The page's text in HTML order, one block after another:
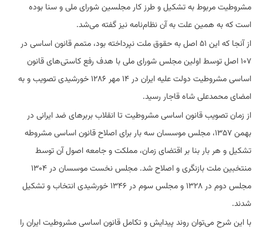
مشروطیت مربوط به تشکیل و طرز کار مجلسین شورای ملی و سنا بوده
است که به همین علت به آن نظام‌نامه نیز گفته می‌شد.
از آنجا که این ۵۱ اصل به حقوق ملت نپرداخته بود، متمم قانون اساسی در
۱۰۷ اصل توسط اولین مجلس شورای ملی با هدف رفع کاستی‌های قانون
اساسی مشروطیت دولت علیه ایران در ۱۴ مهر ۱۲۸۶ خورشیدی تصویب و به
امضای محمدعلی شاه قاجار رسید.
از زمان تصویب قانون اساسی مشروطیت تا انقلاب بربرهای ضد ایرانی در
بهمن ۱۳۵۷، مجلس موسسان سه بار برای اصلاح قانون اساسی مشروطه
تشکیل و هر بار بنا بر اقتضای زمان، مملکت و جامعه اصول آن توسط
منتخبین ملت بازنگری و اصلاح شد. مجلس نخست موسسان در ۱۳۰۴
مجلس دوم در ۱۳۲۸ و مجلس سوم در ۱۳۴۶ خورشیدی انتخاب و تشکیل
شدند.
با این شرح می‌توان روند پیدایش و تکامل قانون اساسی مشروطیت ایران را